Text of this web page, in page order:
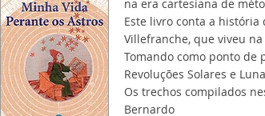
na era cartesiana de
Este livro conta a
Villefranche, que viveu na
Tomando como ponto de
Revoluções Solares e
Os trechos compilados
Bernardo